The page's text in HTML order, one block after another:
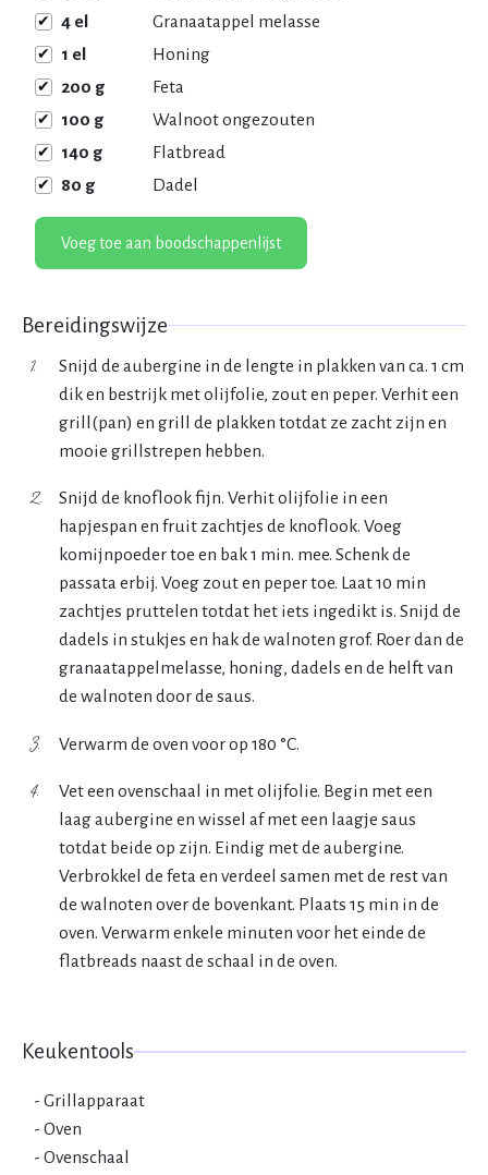
4 el
Granaatappel melasse
1 el
Honing
200 g
Feta
100 g
Walnoot ongezouten
140 g
Flatbread
80 g Dadel
Voeg toe aan boodschappenlijst
Bereidingswijze
Snijd de aubergine in de lengte in plakken van ca. 1 cm
dik en bestrijk met olijfolie, zout en peper. Verhit een
grill(pan) en grill de plakken totdat ze zacht zijn en
mooie grillstrepen hebben.
Snijd de knoflook fijn. Verhit olijfolie in een
hapjespan en fruit zachtjes de knoflook. Voeg
komijnpoeder toe en bak 1 min. mee. Schenk de
passata erbij. Voeg zout en peper toe. Laat 10 min
zachtjes pruttelen totdat het iets ingedikt is. Snijd de
dadels in stukjes en hak de walnoten grof. Roer dan de
granaatappelmelasse, honing, dadels en de helft van
de walnoten door de saus.
Verwarm de oven voor op 180 °C.
Vet een ovenschaal in met olijfolie. Begin met een
laag aubergine en wissel af met een laagje saus
totdat beide op zijn. Eindig met de aubergine.
Verbrokkel de feta en verdeel samen met de rest van
de walnoten over de bovenkant. Plaats 15 min in de
oven. Verwarm enkele minuten voor het einde de
flatbreads naast de schaal in de oven.
Keukentools
Grillapparaat
Oven
Ovenschaal